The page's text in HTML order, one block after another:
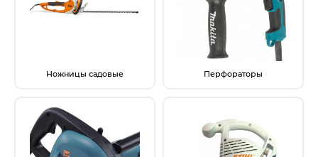
Ножницы садовые Перфораторы